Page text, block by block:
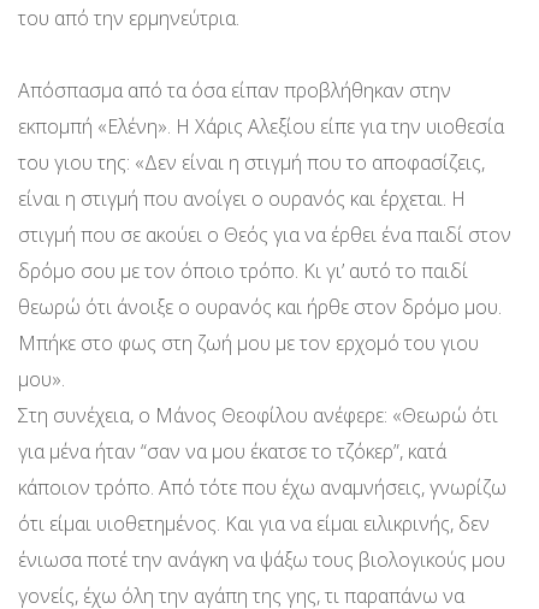
του από την ερμηνεύτρια.
Απόσπασμα από τα όσα είπαν προβλήθηκαν στην
εκπομπή «Ελένη». Η Χάρις Αλεξίου είπε για την υιοθεσία
του γιου της: «Δεν είναι η στιγμή που το αποφασίζεις,
είναι η στιγμή που ανοίγει ο ουρανός και έρχεται. Η
στιγμή που σε ακούει ο Θεός για να έρθει ένα παιδί στον
δρόμο σου με τον όποιο τρόπο. Κι γι’ αυτό το παιδί
θεωρώ ότι άνοιξε ο ουρανός και ήρθε στον δρόμο μου.
Μπήκε στο φως στη ζωή μου με τον ερχομό του γιου
μου».
Στη συνέχεια, ο Μάνος Θεοφίλου ανέφερε: «Θεωρώ ότι
για μένα ήταν “σαν να μου έκατσε το τζόκερ”, κατά
κάποιον τρόπο. Από τότε που έχω αναμνήσεις, γνωρίζω
ότι είμαι υιοθετημένος. Και για να είμαι ειλικρινής, δεν
ένιωσα ποτέ την ανάγκη να ψάξω τους βιολογικούς μου
γονείς, έχω όλη την αγάπη της γης, τι παραπάνω να